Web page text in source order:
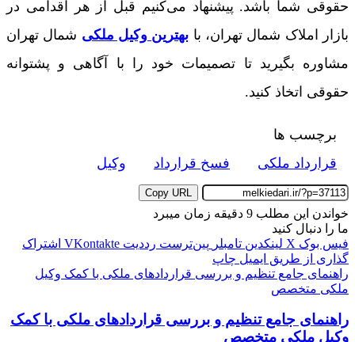
حقوقی شما باشد. پیشنهاد می‌کنیم قبل از هر اقدامی در
بازار املاک شمال تهران، با بهترین وکیل ملکی شمال تهران
مشاوره بگیرید تا تصمیمات خود را با آگاهی و پشتوانه
حقوقی اتخاذ کنید.
برچسب ها
قرارداد ملکی
فسخ قرارداد وکیل
Copy URL
خواندن این مطلب 9 دقیقه زمان میبرد
ما را دنبال کنید
فیس بوک X لینکدین ‫تامبلر ‫پین‌ترست ‫رددیت ‫VKontakte اشتراک
گذاری از طریق ایمیل چاپ
راهنمای جامع تنظیم و بررسی قراردادهای ملکی با کمک وکیل
ملکی متخصص
راهنمای جامع تنظیم و بررسی قراردادهای ملکی با کمک
وکیل ملکی متخصص